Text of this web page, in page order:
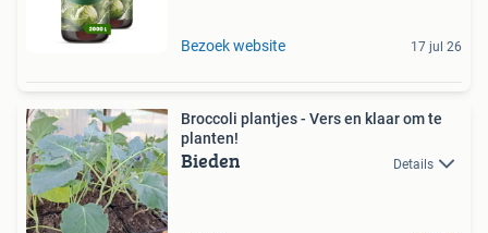
Bezoek website 17 jul 26
Broccoli plantjes - Vers en klaar om te
planten!
Bieden Details